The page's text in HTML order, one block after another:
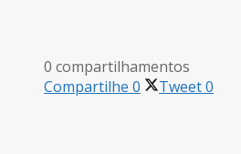
0 compartilhamentos
Compartilhe 0 Tweet0